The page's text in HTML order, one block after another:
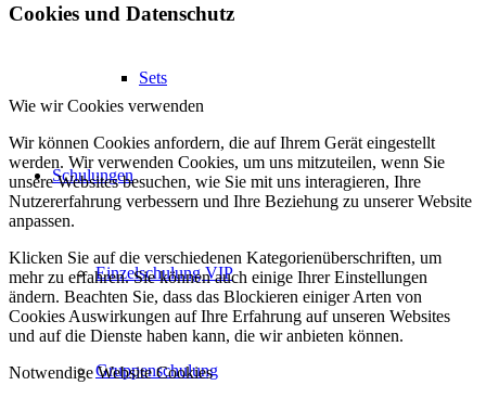
Sets
Schulungen
Einzelschulung VIP
Gruppenschulung
Cookies und Datenschutz
Wie wir Cookies verwenden
Wir können Cookies anfordern, die auf Ihrem Gerät eingestellt
werden. Wir verwenden Cookies, um uns mitzuteilen, wenn Sie
unsere Websites besuchen, wie Sie mit uns interagieren, Ihre
Nutzererfahrung verbessern und Ihre Beziehung zu unserer Website
anpassen.
Klicken Sie auf die verschiedenen Kategorienüberschriften, um
mehr zu erfahren. Sie können auch einige Ihrer Einstellungen
ändern. Beachten Sie, dass das Blockieren einiger Arten von
Cookies Auswirkungen auf Ihre Erfahrung auf unseren Websites
und auf die Dienste haben kann, die wir anbieten können.
Notwendige Website Cookies